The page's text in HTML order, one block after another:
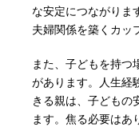
な安定につながりま
夫婦関係を築くカッ
また、子どもを持つ
があります。人生経
きる親は、子どもの
ます。焦る必要はあ